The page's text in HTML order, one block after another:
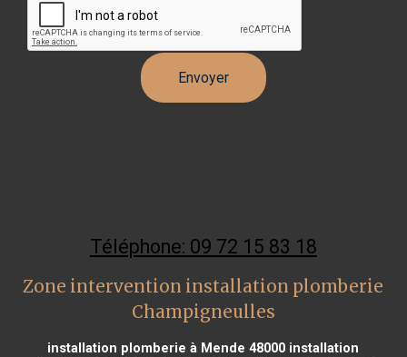
Téléphone: 09 72 15 83 18
Zone intervention installation plomberie
Champigneulles
installation plomberie à Mende 48000 installation